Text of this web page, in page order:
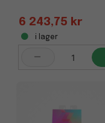
6 243,75 kr
i lager
-